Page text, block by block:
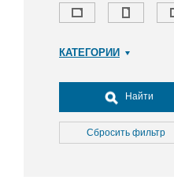
КАТЕГОРИИ
Досуг, туризм и отдых
Культура
Медицина
Найти
Сбросить фильтр